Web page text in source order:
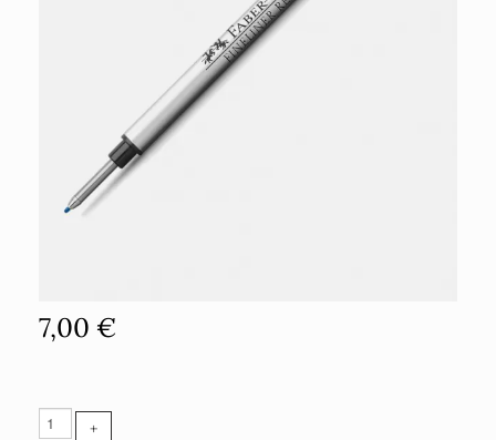
7,00 €
+